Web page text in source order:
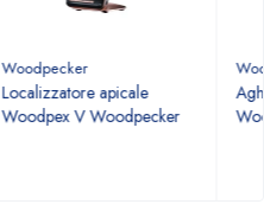
Woodpecker
Localizzatore apicale
Woodpex V Woodpecker